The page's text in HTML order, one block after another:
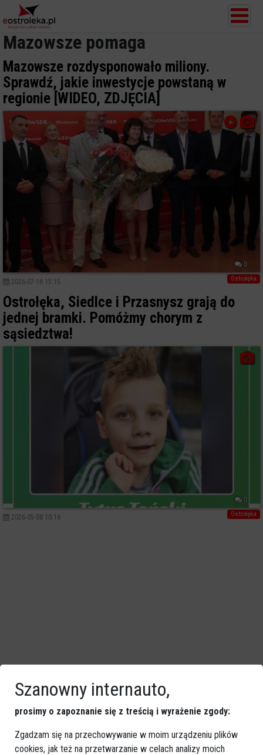
Mazowsze pomaga
Mazowsze rozdysponowało miliony.
Sprawdź, jakie inwestycje powstaną w
regionie [WIDEO, ZDJĘCIA]
0
Ostrołęka
2026-07-16 15:15
Ostrołęka, Siedlce i Przasnysz grają do
jednej bramki. Pomóżmy chorym z
sąsiedztwa!
0
Ostrołęka
2026-05-08 10:16
Szanowny internauto,
prosimy o zapoznanie się z treścią i wyrażenie zgody:
Zgadzam się na przechowywanie w moim urządzeniu plików
cookies, jak też na przetwarzanie w celach analizy moich